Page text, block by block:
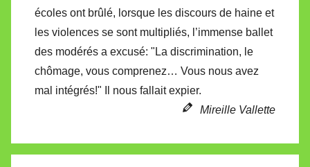
écoles ont brûlé, lorsque les discours de haine et
les violences se sont multipliés, l’immense ballet
des modérés a excusé: "La discrimination, le
chômage, vous comprenez… Vous nous avez
mal intégrés!" Il nous fallait expier.
Mireille Vallette